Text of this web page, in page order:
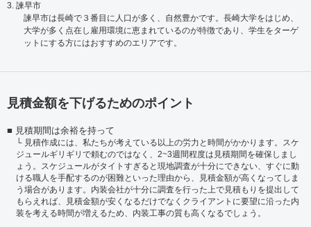
3. 諫早市
諫早市は長崎で３番目に人口が多く、自然豊かです。長崎大学をはじめ、
大学が多く点在し雇用環境に恵まれているのが特徴であり、学生をターゲ
ットにする方にはおすすめのエリアです。
見積金額を下げるためのポイント
見積期間は余裕を持って
見積作成には、私たちが考えている以上の労力と時間がかかります。スケ
ジュールギリギリで頼むのではなく、2~3週間程度は見積期間を確保しまし
ょう。スケジュールがタイトすぎると現地調査が十分にできない、すぐに動
ける職人を手配するのが困難といった理由から、見積金額が高くなってしま
う場合があります。内装会社が十分に調査を行った上で見積もりを提出して
もらえれば、見積金額が安くなるだけでなくクライアントに要望に沿った内
装を考える時間が増えるため、内装工事の質も高くなるでしょう。